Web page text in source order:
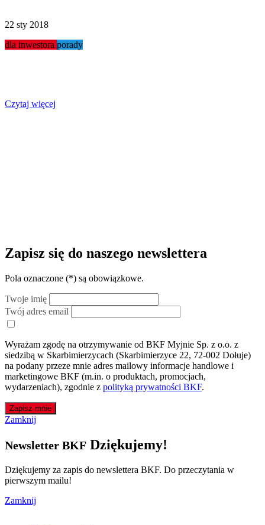
22 sty 2018
dla inwestora porady
Czytaj więcej
Zapisz się do naszego newslettera
Pola oznaczone (*) są obowiązkowe.
Twoje imię
Twój adres email
Wyrażam zgodę na otrzymywanie od BKF Myjnie Sp. z o.o. z
siedzibą w Skarbimierzycach (Skarbimierzyce 22, 72-002 Dołuje)
na podany przeze mnie adres mailowy informacje handlowe i
marketingowe BKF (m.in. o produktach, promocjach,
wydarzeniach), zgodnie z polityką prywatności BKF.
Zapisz mnie
Zamknij
Newsletter BKF Dziękujemy!
Dziękujemy za zapis do newslettera BKF. Do przeczytania w
pierwszym mailu!
Zamknij